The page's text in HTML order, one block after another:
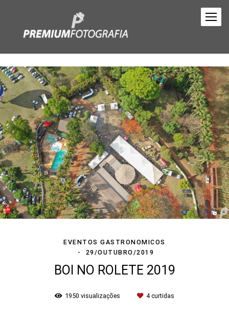
EVENTOS GASTRONOMICOS
29/OUTUBRO/2019
BOI NO ROLETE 2019
1950 visualizações 4curtidas